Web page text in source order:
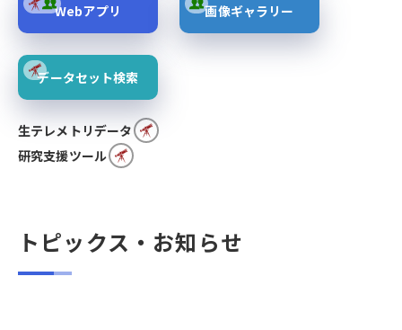
Webアプリ 画像ギャラリー
データセット検索
生テレメトリデータ
研究支援ツール
トピックス・お知らせ